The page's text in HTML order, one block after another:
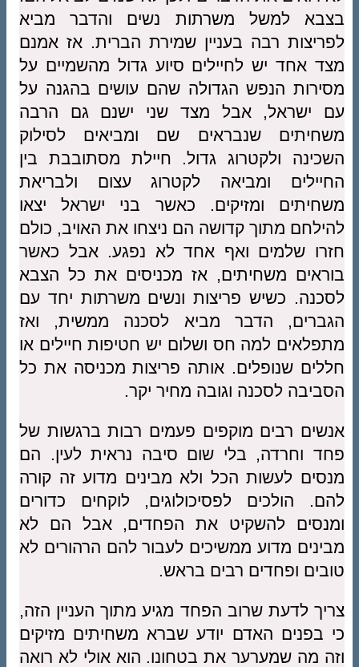
בצבא למשל משרתות נשים והדבר מביא
לפריצות רבה בעניין שמירת הברית. אז אמנם
מצד אחד יש לחיילים סיוע גדול מהשמיים על
מסירות הנפש הגדולה שהם עושים בהגנה על
עם ישראל, אבל מצד שני ישנם גם הרבה
משחיתים שנבראים שם ומביאים לסילוק
השכינה ולקטרוג גדול. חיילת מסתובבת בין
החיילים ומביאה לקטרוג עצום ולבריאת
משחיתים ומזיקים. כאשר בני ישראל יצאו
להילחם מתוך קדושה הם ניצחו את האויב, כולם
חזרו שלמים ואף אחד לא נפגע. אבל כאשר
בוראים משחיתים, אז מכניסים את כל הצבא
לסכנה. כשיש פריצות ונשים משרתות יחד עם
הגברים, הדבר מביא לסכנה ממשית, ואז
מתפלאים למה חס ושלום יש חטיפות חיילים או
חללים שנופלים. אותה פריצות מכניסה את כל
הסביבה לסכנה וגובה מחיר יקר.
אנשים רבים מוקפים פעמים רבות ברגשות של
פחד וחרדה, בלי שום סיבה נראית לעין. הם
מנסים לעשות הכל ולא מבינים מדוע זה קורה
להם. הולכים לפסיכולוגים, לוקחים כדורים
ומנסים להשקיט את הפחדים, אבל הם לא
מבינים מדוע ממשיכים לעבור להם הרהורים לא
טובים ופחדים רבים בראש.
צריך לדעת שרוב הפחד מגיע מתוך העניין הזה,
כי בפנים האדם יודע שברא משחיתים מזיקים
וזה מה שמערער את בטחונו. הוא אולי לא רואה